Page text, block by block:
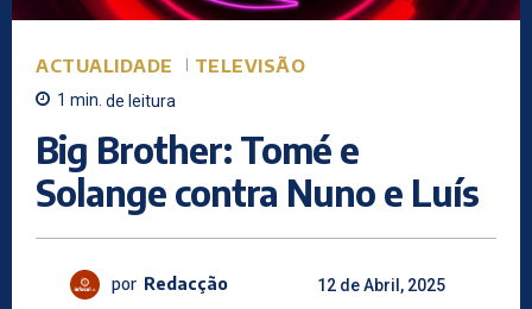
ACTUALIDADE TELEVISÃO
1 min. de leitura
Big Brother: Tomé e
Solange contra Nuno e Luís
por Redacção 12 de Abril, 2025